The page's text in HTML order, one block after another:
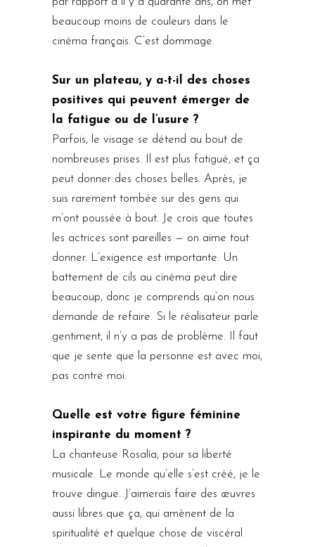
beaucoup moins de couleurs dans le
cinéma français. C’est dommage.
Sur un plateau, y a-t-il des choses
positives qui peuvent émerger de
la fatigue ou de l’usure ?
Parfois, le visage se détend au bout de
nombreuses prises. Il est plus fatigué, et ça
peut donner des choses belles. Après, je
suis rarement tombée sur des gens qui
m’ont poussée à bout. Je crois que toutes
les actrices sont pareilles — on aime tout
donner. L’exigence est importante. Un
battement de cils au cinéma peut dire
beaucoup, donc je comprends qu’on nous
demande de refaire. Si le réalisateur parle
gentiment, il n’y a pas de problème. Il faut
que je sente que la personne est avec moi,
pas contre moi.
Quelle est votre figure féminine
inspirante du moment ?
La chanteuse Rosalía, pour sa liberté
musicale. Le monde qu’elle s’est créé, je le
trouve dingue. J’aimerais faire des œuvres
aussi libres que ça, qui amènent de la
spiritualité et quelque chose de viscéral.